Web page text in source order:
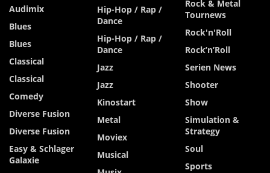
Audimix
Blues
Blues
Classical
Classical
Comedy
Diverse Fusion
Diverse Fusion
Easy & Schlager
Galaxie
Hip-Hop / Rap /
Dance
Hip-Hop / Rap /
Dance
Jazz
Jazz
Kinostart
Metal
Moviex
Musical
Rock & Metal
Tournews
Rock'n'Roll
Rock’n’Roll
Serien News
Shooter
Show
Simulation &
Strategy
Soul
Sports